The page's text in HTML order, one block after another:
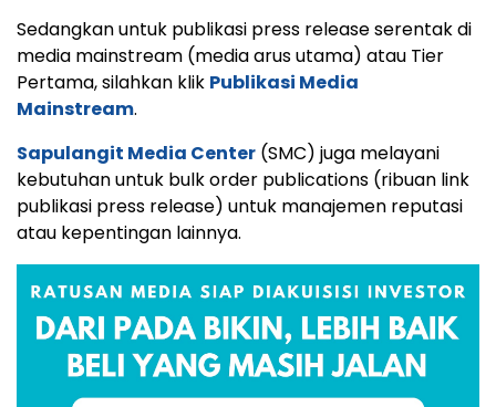
Sedangkan untuk publikasi press release serentak di
media mainstream (media arus utama) atau Tier
Pertama, silahkan klik Publikasi Media
Mainstream.
Sapulangit Media Center (SMC) juga melayani
kebutuhan untuk bulk order publications (ribuan link
publikasi press release) untuk manajemen reputasi
atau kepentingan lainnya.